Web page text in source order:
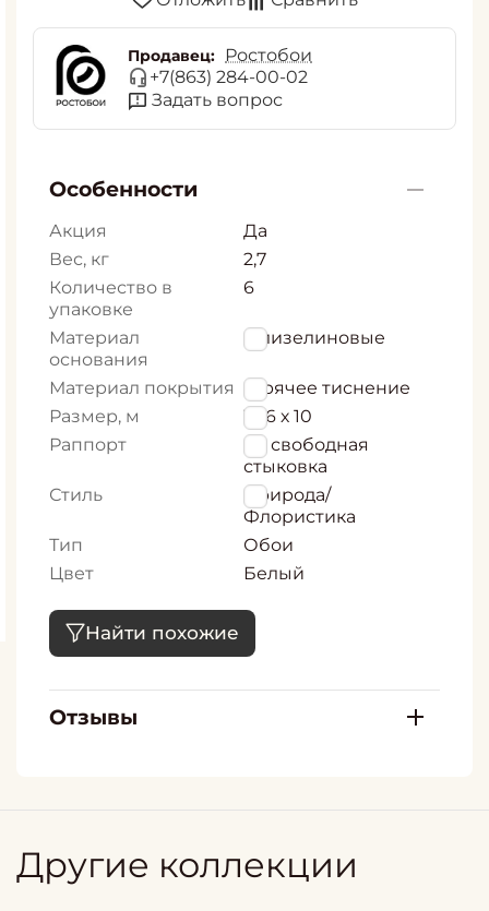
Продавец:
Ростобои
+7(863) 284-00-02
Задать вопрос
Особенности
Акция
Да
Вес, кг
2,7
Количество в
упаковке
6
Материал
основания
Флизелиновые
Материал покрытия Горячее тиснение
Размер, м
1,06 х 10
Раппорт
64 свободная
стыковка
Стиль
Природа/
Флористика
Тип
Обои
Цвет
Белый
Найти похожие
Отзывы
Другие коллекции